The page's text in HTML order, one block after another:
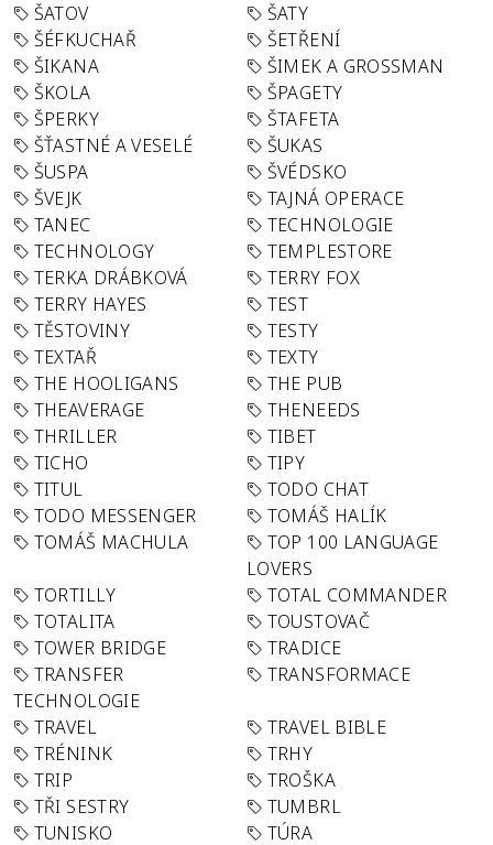
ŠATOV
ŠATY
ŠÉFKUCHAŘ
ŠETŘENÍ
ŠIKANA
ŠIMEK A GROSSMAN
ŠKOLA
ŠPAGETY
ŠPERKY
ŠTAFETA
ŠŤASTNÉ A VESELÉ
ŠUKAS
ŠUSPA
ŠVÉDSKO
ŠVEJK
TAJNÁ OPERACE
TANEC
TECHNOLOGIE
TECHNOLOGY
TEMPLESTORE
TERKA DRÁBKOVÁ
TERRY FOX
TERRY HAYES
TEST
TĚSTOVINY
TESTY
TEXTAŘ
TEXTY
THE HOOLIGANS
THE PUB
THEAVERAGE
THENEEDS
THRILLER
TIBET
TICHO
TIPY
TITUL
TODO CHAT
TODO MESSENGER
TOMÁŠ HALÍK
TOMÁŠ MACHULA
TOP 100 LANGUAGE
LOVERS
TORTILLY
TOTAL COMMANDER
TOTALITA
TOUSTOVAČ
TOWER BRIDGE
TRADICE
TRANSFER
TECHNOLOGIE
TRANSFORMACE
TRAVEL
TRAVEL BIBLE
TRÉNINK
TRHY
TRIP
TROŠKA
TŘI SESTRY
TUMBRL
TUNISKO
TÚRA